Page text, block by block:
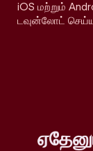
iOS மற்றும்
டவுன்லோட்